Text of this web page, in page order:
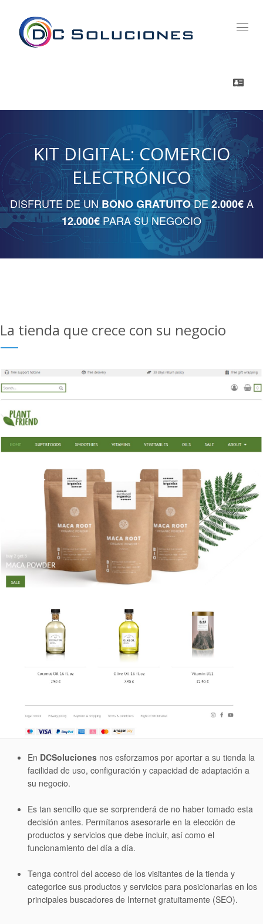
KIT DIGITAL: COMERCIO
ELECTRÓNICO
DISFRUTE DE UNBONO GRATUITODE2.000€A
12.000€ PARA SU NEGOCIO
La tienda que crece con su negocio
En DCSoluciones nos esforzamos por aportar a su tienda la
facilidad de uso, configuración y capacidad de adaptación a
su negocio.
Es tan sencillo que se sorprenderá de no haber tomado esta
decisión antes. Permítanos asesorarle en la elección de
productos y servicios que debe incluir, así como el
funcionamiento del día a día.
Tenga control del acceso de los visitantes de la tienda y
categorice sus productos y servicios para posicionarlas en los
principales buscadores de Internet gratuitamente (SEO).